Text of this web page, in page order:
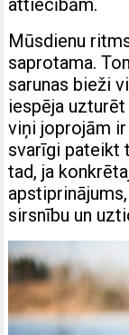
attiecībām.
Mūsdienu
saprotama.
sarunas bieži
iespēja
viņi joprojām
svarīgi pateikt
tad, ja
sirsnību un